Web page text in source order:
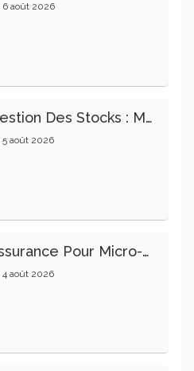
6 août 2026
Gestion Des Stocks : Meilleures Pratiques Intralogistiques
5 août 2026
Assurance Pour Micro-Entrepreneur : Les Garanties Essentielles À Connaître
4 août 2026